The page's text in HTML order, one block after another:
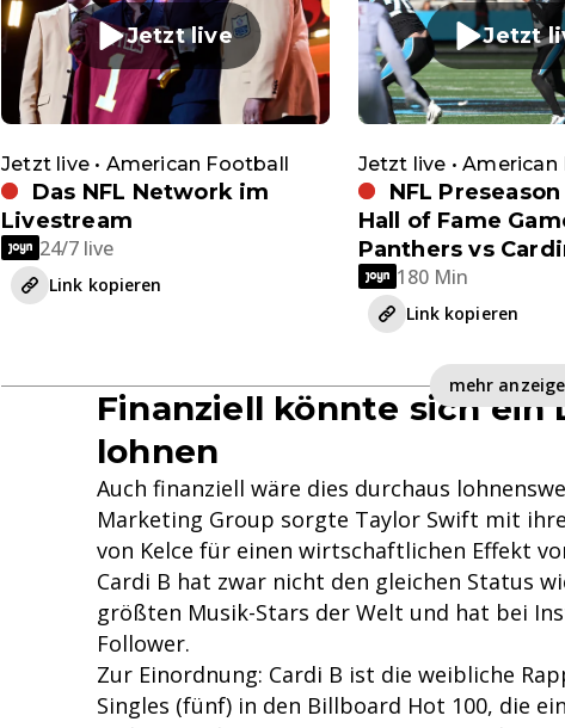
Jetzt live
Jetzt live • American Football
Das NFL Network im
Livestream
24/7 live
Link kopieren
Jetzt
Jetzt live •
NFL
Hall of Fame
Panthers vs
180 Min
Link kopieren
mehr
Finanziell könnte sich ein
lohnen
Auch finanziell wäre dies durchaus
Marketing Group sorgte Taylor Swift mit
von Kelce für einen wirtschaftlichen Effekt
Cardi B hat zwar nicht den gleichen Status
größten Musik-Stars der Welt und hat bei
Follower.
Zur Einordnung: Cardi B ist die weibliche
Singles (fünf) in den Billboard Hot 100, die